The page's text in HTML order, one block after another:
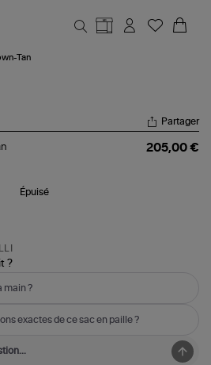
Tan
Partager
205,00 €
Épuisé
?
main ?
exactes de ce sac en paille ?